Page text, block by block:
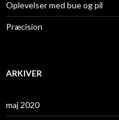
Oplevelser med bue og pil
Præcision
ARKIVER
maj 2020